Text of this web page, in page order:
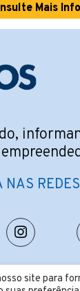
Mais
site para
NAS